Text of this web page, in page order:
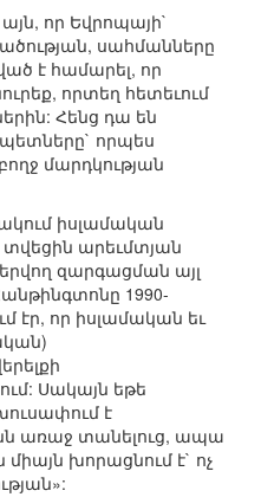
որ Եվրոպայի`
սահմանները
է համարել, որ
որտեղ հետեւում
Հենց դա են
որպես
մարդկության
իսլամական
արեւմտյան
զարգացման այլ
1990-
էր, որ իսլամական եւ
Սակայն եթե
է
առաջ տանելուց, ապա
խորացնում է` ոչ